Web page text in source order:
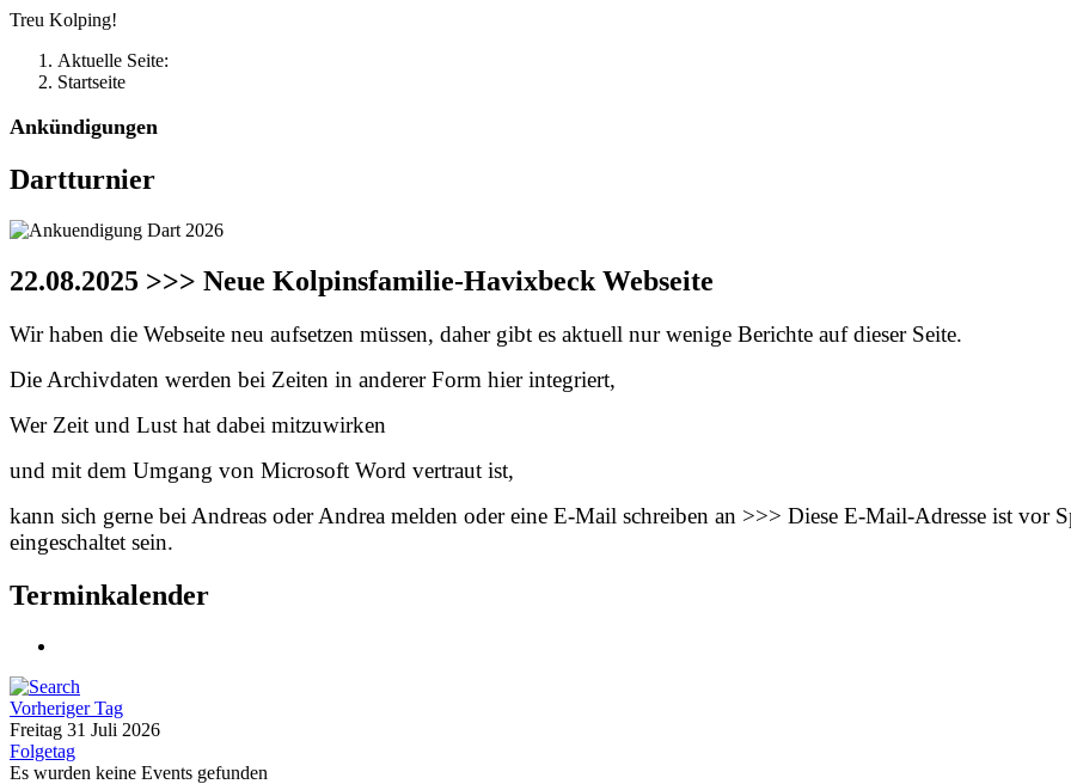
Treu Kolping!
Aktuelle Seite:
Startseite
Ankündigungen
Dartturnier
22.08.2025 >>> Neue Kolpinsfamilie-Havixbeck Webseite
Wir haben die Webseite neu aufsetzen müssen, daher gibt es aktuell nur wenige Berichte auf dieser Seite.
Die Archivdaten werden bei Zeiten in anderer Form hier integriert,
Wer Zeit und Lust hat dabei mitzuwirken
und mit dem Umgang von Microsoft Word vertraut ist,
kann sich gerne bei Andreas oder Andrea melden oder eine E-Mail schreiben an >>> Diese E-Mail-Adresse ist vor
eingeschaltet sein.
Terminkalender
Vorheriger Tag
Freitag 31 Juli 2026
Folgetag
Es wurden keine Events gefunden